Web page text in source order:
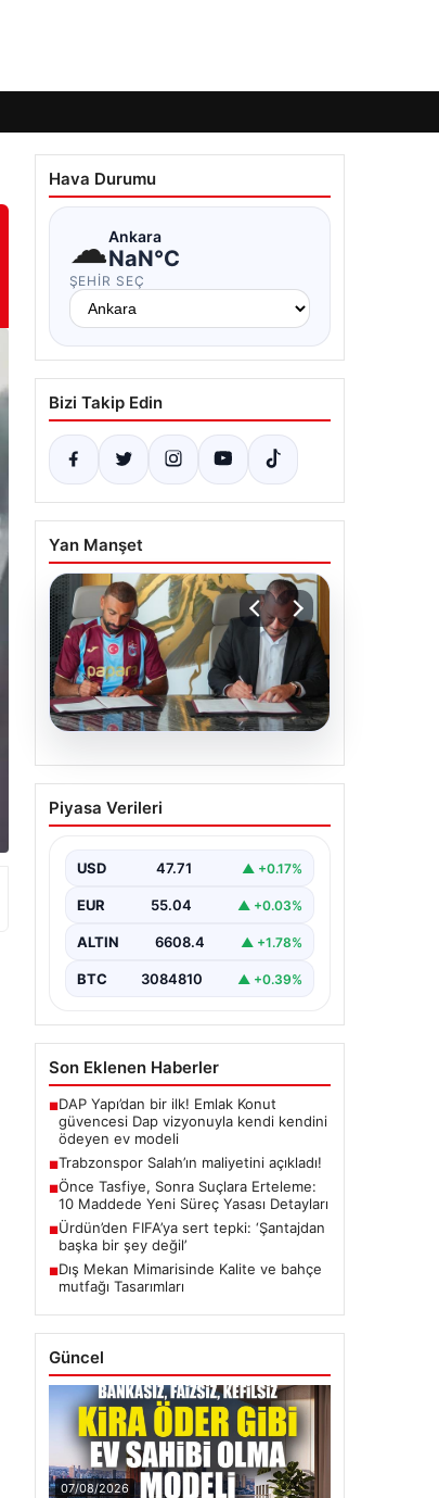
Hava Durumu
☁Ankara
NaN°C
ŞEHIR SEÇ
Bizi Takip Edin
Yan Manşet
06.08.2026
Trabzonspor Salah’ın
maliyetini açıkladı!
Piyasa Verileri
USD 47.71 ▲ +0.17%
EUR 55.04 ▲ +0.03%
ALTIN 6608.4 ▲ +1.78%
BTC 3084810 ▲ +0.39%
Son Eklenen Haberler
■DAP Yapı’dan bir ilk! Emlak Konut
güvencesi Dap vizyonuyla kendi kendini
ödeyen ev modeli
■Trabzonspor Salah’ın maliyetini açıkladı!
■Önce Tasfiye, Sonra Suçlara Erteleme:
10 Maddede Yeni Süreç Yasası Detayları
■Ürdün’den FIFA’ya sert tepki: ‘Şantajdan
başka bir şey değil’
■Dış Mekan Mimarisinde Kalite ve bahçe
mutfağı Tasarımları
Güncel
07/08/2026